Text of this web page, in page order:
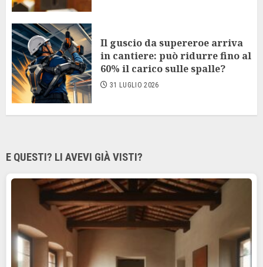
Il guscio da supereroe arriva
in cantiere: può ridurre fino al
60% il carico sulle spalle?
31 LUGLIO 2026
E QUESTI? LI AVEVI GIÀ VISTI?